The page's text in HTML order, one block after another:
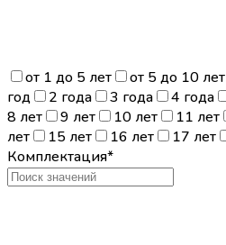
от 1 до 5 лет от 5 до 10 лет
год
2 года 3 года 4 года
8 лет
9 лет 10 лет 11 лет
лет
15 лет 16 лет 17 лет
Комплектация*